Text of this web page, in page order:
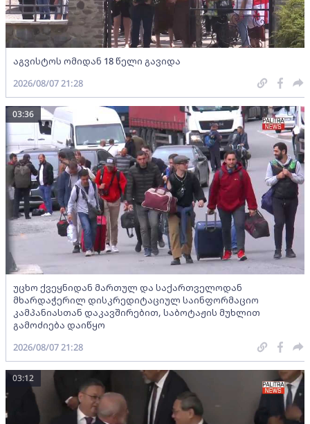
აგვისტოს ომიდან 18 წელი გავიდა
2026/08/07 21:28
უცხო ქვეყნიდან მართულ და საქართველოდან
მხარდაჭერილ დისკრედიტაციულ საინფორმაციო
კამპანიასთან დაკავშირებით, საბოტაჟის მუხლით
გამოძიება დაიწყო
03:36
2026/08/07 21:28
03:12